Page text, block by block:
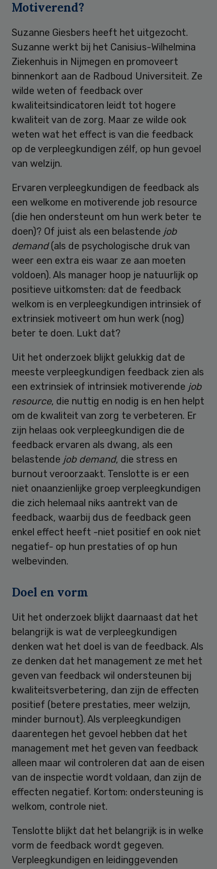
Motiverend?
Suzanne Giesbers heeft het uitgezocht.
Suzanne werkt bij het Canisius-Wilhelmina
Ziekenhuis in Nijmegen en promoveert
binnenkort aan de Radboud Universiteit. Ze
wilde weten of feedback over
kwaliteitsindicatoren leidt tot hogere
kwaliteit van de zorg. Maar ze wilde ook
weten wat het effect is van die feedback
op de verpleegkundigen zélf, op hun gevoel
van welzijn.
Ervaren verpleegkundigen de feedback als
een welkome en motiverende job resource
(die hen ondersteunt om hun werk beter te
doen)? Of juist als een belastende job
demand(als de psychologische druk van
weer een extra eis waar ze aan moeten
voldoen). Als manager hoop je natuurlijk op
positieve uitkomsten: dat de feedback
welkom is en verpleegkundigen intrinsiek of
extrinsiek motiveert om hun werk (nog)
beter te doen. Lukt dat?
Uit het onderzoek blijkt gelukkig dat de
meeste verpleegkundigen feedback zien als
een extrinsiek of intrinsiek motiverende job
resource, die nuttig en nodig is en hen helpt
om de kwaliteit van zorg te verbeteren. Er
zijn helaas ook verpleegkundigen die de
feedback ervaren als dwang, als een
belastende job demand, die stress en
burnout veroorzaakt. Tenslotte is er een
niet onaanzienlijke groep verpleegkundigen
die zich helemaal niks aantrekt van de
feedback, waarbij dus de feedback geen
enkel effect heeft -niet positief en ook niet
negatief- op hun prestaties of op hun
welbevinden.
Doel en vorm
Uit het onderzoek blijkt daarnaast dat het
belangrijk is wat de verpleegkundigen
denken wat het doel is van de feedback. Als
ze denken dat het management ze met het
geven van feedback wil ondersteunen bij
kwaliteitsverbetering, dan zijn de effecten
positief (betere prestaties, meer welzijn,
minder burnout). Als verpleegkundigen
daarentegen het gevoel hebben dat het
management met het geven van feedback
alleen maar wil controleren dat aan de eisen
van de inspectie wordt voldaan, dan zijn de
effecten negatief. Kortom: ondersteuning is
welkom, controle niet.
Tenslotte blijkt dat het belangrijk is in welke
vorm de feedback wordt gegeven.
Verpleegkundigen en leidinggevenden